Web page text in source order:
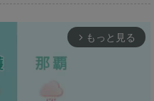
arrow_forward_ios もっと見る